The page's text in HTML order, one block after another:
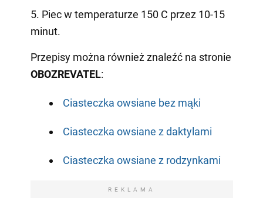
5. Piec w temperaturze 150 C przez 10-15
minut.
Przepisy można również znaleźć na stronie
OBOZREVATEL:
Ciasteczka owsiane bez mąki
Ciasteczka owsiane z daktylami
Ciasteczka owsiane z rodzynkami
REKLAMA